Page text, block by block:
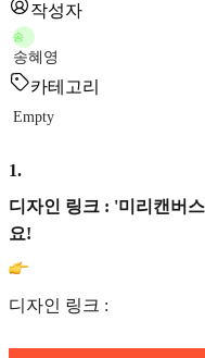
작성자
송
송혜영
카테고리
Empty
1.
디자인 링크 : '미리캔버
요!
디자인 링크 :